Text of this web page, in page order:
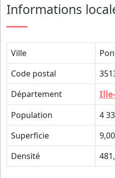
Informations
Ville
Code postal
Département
Population
4
Superficie
Densité